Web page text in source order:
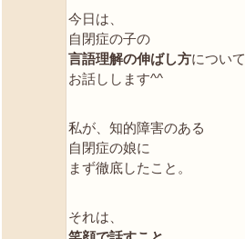
今日は、
自閉症の子の
言語理解の伸ばし方について
お話しします^^
私が、知的障害のある
自閉症の娘に
まず徹底したこと。
それは、